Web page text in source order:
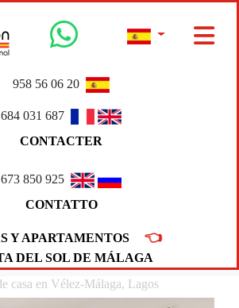
958 56 06 20
684 031 687
CONTACTER
673 850 925
CONTATTO
Y APARTAMENTOS 👈
DEL SOL DE MÁLAGA
casa en Vélez-Málaga, Lagos